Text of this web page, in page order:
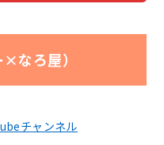
なろ屋）
チャンネル